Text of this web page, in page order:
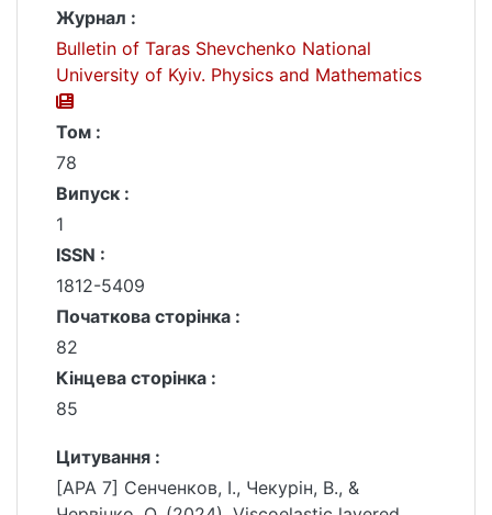
Журнал :
Bulletin of Taras Shevchenko National
University of Kyiv. Physics and Mathematics
Том :
78
Випуск :
1
ISSN :
1812-5409
Початкова сторінка :
82
Кінцева сторінка :
85
Цитування :
[APA 7] Сенченков, І., Чекурін, В., &